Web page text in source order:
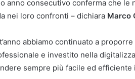
anno consecutivo conferma che le
nei loro confronti – dichiara Marco
abbiamo continuato a
e investito nella
sempre più facile ed efficiente